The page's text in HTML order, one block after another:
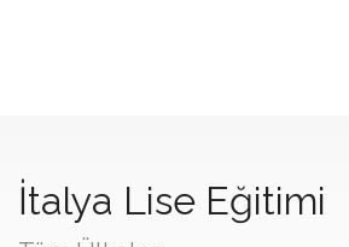
İtalya Lise Eğitimi